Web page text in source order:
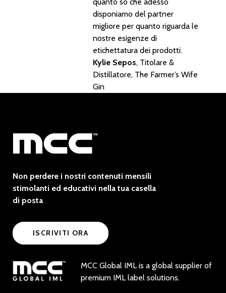
disponiamo del partner
migliore per quanto riguarda le
nostre esigenze di
etichettatura dei prodotti.
Kylie Sepos, Titolare &
Distillatore, The Farmer’s Wife
Gin
Non perdere i nostri contenuti mensili
stimolanti ed educativi nella tua casella
di posta
ISCRIVITI ORA
MCC Global IML is a global supplier of
premium IML label solutions.